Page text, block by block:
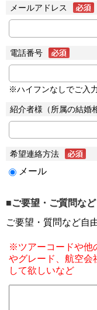
メールアドレス
電話番号
※ハイフンなしでご入
紹介者様（所属の結婚
希望連絡方法
メール
■ご要望・ご質問など
ご要望・質問など自
※ツアーコードや他
やグレード、航空会
して欲しいなど